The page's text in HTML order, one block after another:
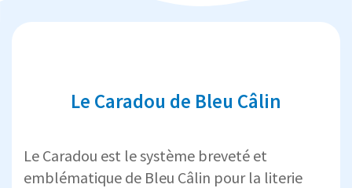
Le Caradou de Bleu Câlin
Le Caradou est le système breveté et
emblématique de Bleu Câlin pour la literie